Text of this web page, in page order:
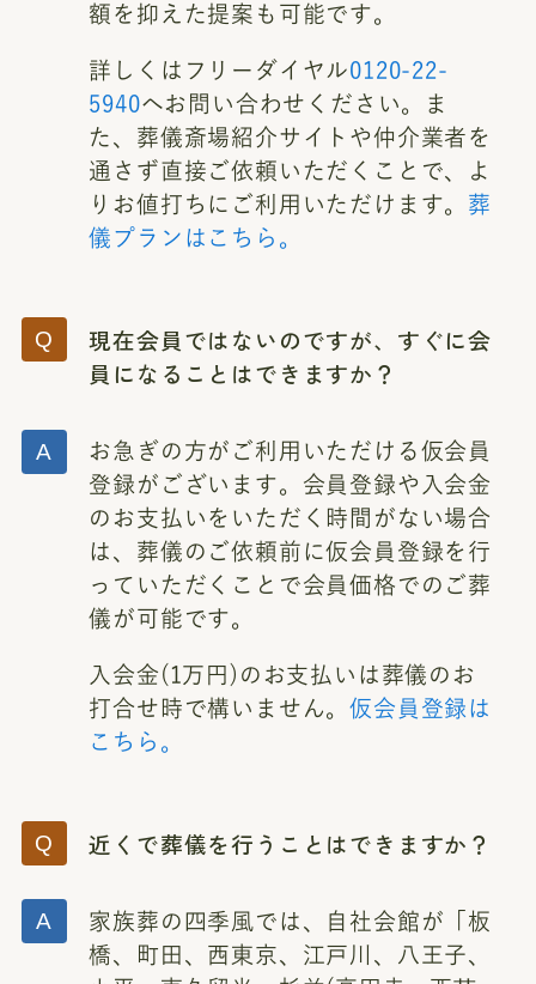
額を抑えた提案も可能です。
詳しくはフリーダイヤル0120-22-
5940へお問い合わせください。ま
た、葬儀斎場紹介サイトや仲介業者を
通さず直接ご依頼いただくことで、よ
りお値打ちにご利用いただけます。 葬
儀プランはこちら。
現在会員ではないのですが、すぐに会
員になることはできますか？
お急ぎの方がご利用いただける仮会員
登録がございます。会員登録や入会金
のお支払いをいただく時間がない場合
は、葬儀のご依頼前に仮会員登録を行
っていただくことで会員価格でのご葬
儀が可能です。
入会金(1万円)のお支払いは葬儀のお
打合せ時で構いません。仮会員登録は
こちら。
近くで葬儀を行うことはできますか？
家族葬の四季風では、自社会館が「板
橋、町田、西東京、江戸川、八王子、